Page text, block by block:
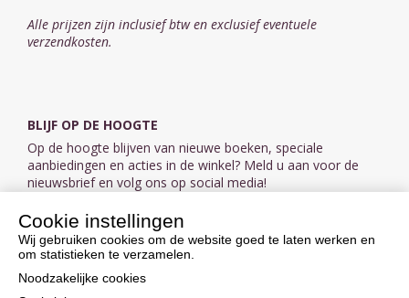
Alle prijzen zijn inclusief btw en exclusief eventuele
verzendkosten.
BLIJF OP DE HOOGTE
Op de hoogte blijven van nieuwe boeken, speciale
aanbiedingen en acties in de winkel? Meld u aan voor de
nieuwsbrief en volg ons op social media!
Aanmelden nieuwsbrief
VOLG ONS OP SOCIAL MEDIA
Cookie instellingen
Wij gebruiken cookies om de website goed te laten werken en
om statistieken te verzamelen.
Noodzakelijke cookies